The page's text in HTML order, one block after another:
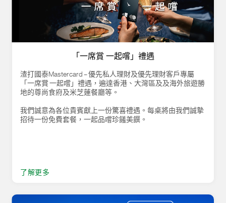
「一席賞 一起嚐」禮遇
渣打國泰Mastercard – 優先私人理財及優先理財客戶專屬
「一席賞 一起嚐」禮遇，遍達香港、大灣區及及海外旅遊勝
地的尊尚食府及米芝蓮餐廳等。
我們誠意為各位貴賓獻上一份驚喜禮遇。每桌將由我們誠摯
招待一份免費套餐，一起品嚐珍饈美饌。
了解更多